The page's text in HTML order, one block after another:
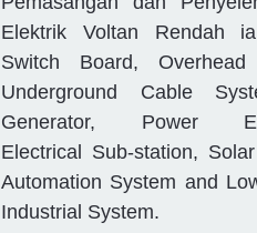
Elektrik Voltan Rendah
Switch Board,
Underground Cable
Generator, Power
Electrical Sub-station,
Automation System and
Industrial System.